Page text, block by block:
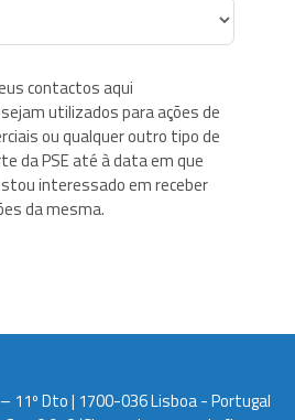
contactos aqui
utilizados para ações de
ou qualquer outro tipo de
da PSE até à data em que
interessado em receber
da mesma.
11º Dto | 1700-036 Lisboa - Portugal